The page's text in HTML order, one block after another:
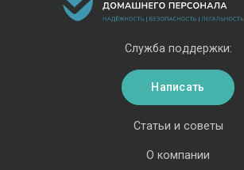
Статьи и советы
О компании
Служба поддержки:
Написать